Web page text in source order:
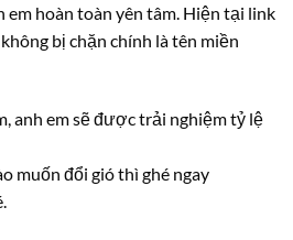
em hoàn toàn yên tâm. Hiện tại link
bị chặn chính là tên miền
anh em sẽ được trải nghiệm tỷ lệ
muốn đổi gió thì ghé ngay